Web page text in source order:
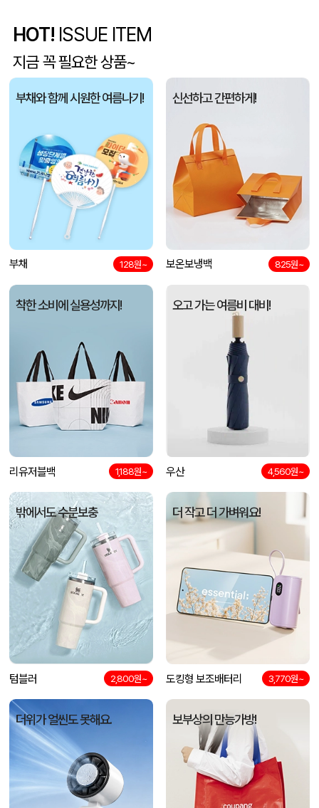
유OO
이OO 사각니들펜(0.7) 08-07
전OO [26년 설]CJ 스마트초이스 L호
김OO 접이식 장바구니 포켓가방 3종 1P 08-07
담OO 08-07
노OO 08-07
노OO 원형 팬시 (2컬러) 부채 (150∅~190∅) 08-07
HOT! ISSUE ITEM
지금 꼭 필요한 상품~
부채와 함께 시원한 여름나기!
부채 128원~
신선하고 간편하게!
보온보냉백 825원~
착한 소비에 실용성까지!
리유저블백 1,188원~
오고 가는 여름비 대비!
우산 4,560원~
밖에서도 수분보충
텀블러 2,800원~
더 작고 더 가벼워요!
도킹형 보조배터리 3,770원~
더위가 얼씬도 못해요. 보부상의 만능가방!